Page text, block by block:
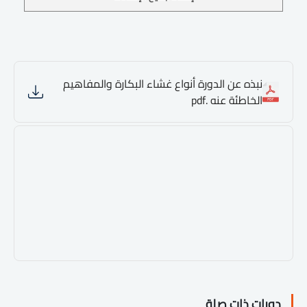
نبذه عن الدورة أنواع غشاء البكارة والمفاهيم
الخاطئة عنه .pdf